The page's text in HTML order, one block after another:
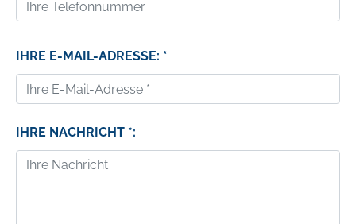
IHRE E-MAIL-ADRESSE: *
IHRE NACHRICHT *: